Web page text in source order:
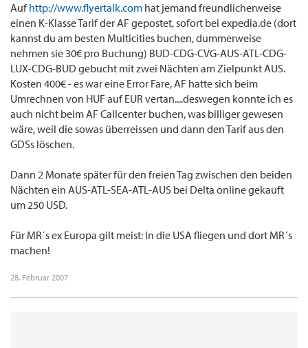
Vielen Dank schonmal und Gruß aus England
DA40
Aufhttp://www.flyertalk.com hat jemand freundlicherweise
einen K-Klasse Tarif der AF gepostet, sofort bei expedia.de (dort
kannst du am besten Multicities buchen, dummerweise
nehmen sie 30€ pro Buchung) BUD-CDG-CVG-AUS-ATL-CDG-
LUX-CDG-BUD gebucht mit zwei Nächten am Zielpunkt AUS.
Kosten 400€ - es war eine Error Fare, AF hatte sich beim
Umrechnen von HUF auf EUR vertan....deswegen konnte ich es
auch nicht beim AF Callcenter buchen, was billiger gewesen
wäre, weil die sowas überreissen und dann den Tarif aus den
GDSs löschen.
Dann 2 Monate später für den freien Tag zwischen den beiden
Nächten ein AUS-ATL-SEA-ATL-AUS bei Delta online gekauft
um 250 USD.
Für MR´s ex Europa gilt meist: In die USA fliegen und dort MR´s
machen!
28. Februar 2007